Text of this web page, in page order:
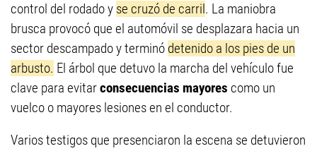
control del rodado y se cruzó de carril. La maniobra
brusca provocó que el automóvil se desplazara hacia un
sector descampado y terminó detenido a los pies de un
arbusto. El árbol que detuvo la marcha del vehículo fue
clave para evitarconsecuencias mayores como un
vuelco o mayores lesiones en el conductor.
Varios testigos que presenciaron la escena se detuvieron